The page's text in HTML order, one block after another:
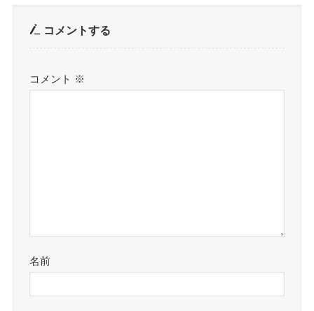
コメントする
コメント ※
名前